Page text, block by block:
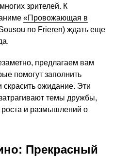
зрителей. К
«Провожающая в
no Frieren) ждать еще
предлагаем вам
помогут заполнить
скрасить ожидание. Эти
темы дружбы,
роста и размышлений о
Прекрасный